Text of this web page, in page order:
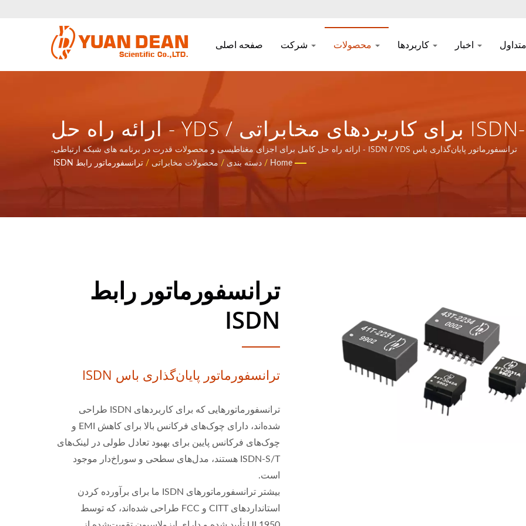
صفحه اصلی
ترانسفورماتور رابط ISDN-S0 برای کاربردهای مخابراتی / YDS - ارائه راه حل
مغناطیسی و محصولات قدرت در برنامه های شبکه
ارتباطی.
ترانسفورماتور پایان‌گذاری باس ISDN / YDS - ارائه راه حل کامل برای اجزای مغناطیسی و محصولات قدرت در برنامه های شبکه ارتباطی.
Home
/ دسته بندی / محصولات مخابراتی / ترانسفورماتور رابط ISDN
ترانسفورماتور رابط
ISDN
ترانسفورماتور پایان‌گذاری باس ISDN
ترانسفورماتورهایی که برای کاربردهای ISDN طراحی
شده‌اند، دارای چوک‌های فرکانس بالا برای کاهش EMI و
چوک‌های فرکانس پایین برای بهبود تعادل طولی در لینک‌های
ISDN-S/T هستند، مدل‌های سطحی و سوراخ‌دار موجود
است.
بیشتر ترانسفورماتورهای ISDN ما برای برآورده کردن
استانداردهای CITT و FCC طراحی شده‌اند، که توسط